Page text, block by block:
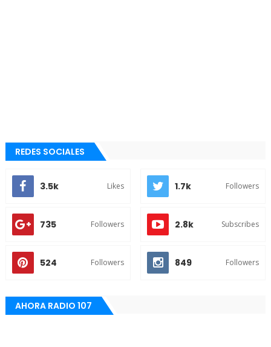
REDES SOCIALES
3.5k Likes 1.7k Followers
735 Followers 2.8k Subscribes
524 Followers 849 Followers
AHORA RADIO 107